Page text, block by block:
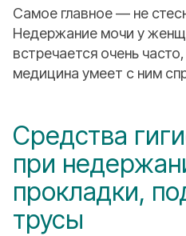
Самое главное — не
Недержание мочи у
встречается очень
медицина умеет с ним
Средства
при
прокладки,
трусы